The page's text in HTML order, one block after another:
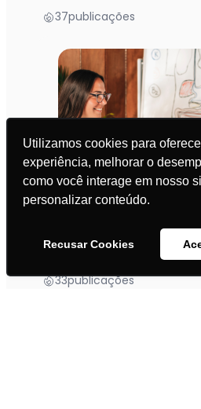
Utilizamos cookies para
experiência, melhorar o
como você interage em nosso
personalizar conteúdo.
Recusar Cookies
37publicações
Patologias
33publicações